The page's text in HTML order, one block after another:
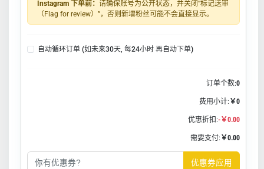
Instagram 下单前： 请确保账号为公开状态，并关闭“标记送审
（Flag for review）”，否则新增粉丝可能不会直接显示。
自动循环订单 (如未来30天, 每24小时 再自动下单)
订单个数:0
费用小计: ￥0
优惠折扣:-￥0.00
需要支付: ￥0.00
优惠券应用